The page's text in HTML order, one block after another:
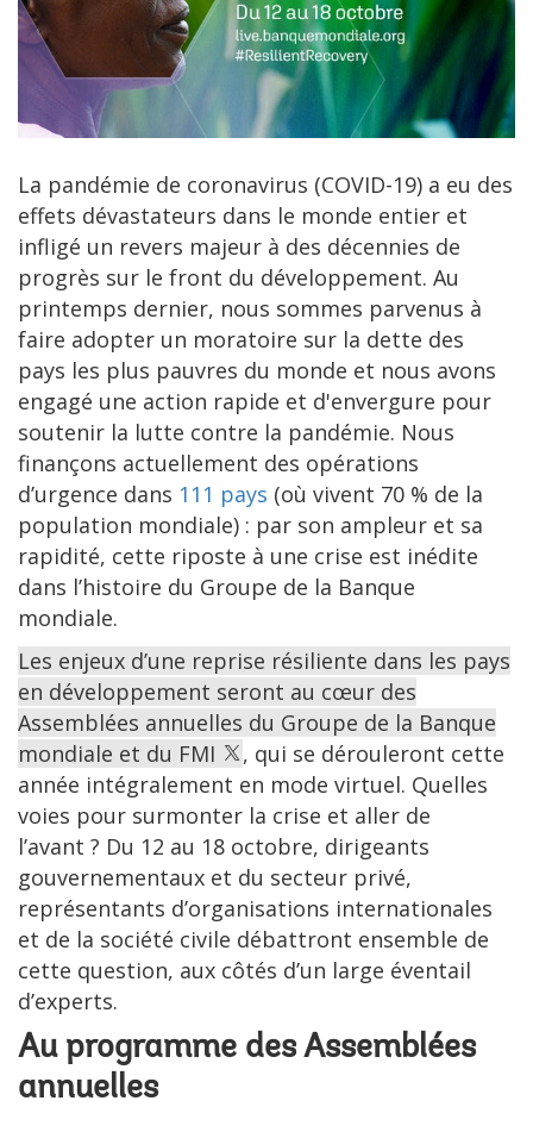
La pandémie de coronavirus (COVID-19) a eu des
effets dévastateurs dans le monde entier et
infligé un revers majeur à des décennies de
progrès sur le front du développement. Au
printemps dernier, nous sommes parvenus à
faire adopter un moratoire sur la dette des
pays les plus pauvres du monde et nous avons
engagé une action rapide et d'envergure pour
soutenir la lutte contre la pandémie. Nous
finançons actuellement des opérations
d’urgence dans 111 pays (où vivent 70 % de la
population mondiale) : par son ampleur et sa
rapidité, cette riposte à une crise est inédite
dans l’histoire du Groupe de la Banque
mondiale.
Les enjeux d’une reprise résiliente dans les pays
en développement seront au cœur des
Assemblées annuelles du Groupe de la Banque
mondiale et du FMI
, qui se dérouleront cette
année intégralement en mode virtuel. Quelles
voies pour surmonter la crise et aller de
l’avant ? Du 12 au 18 octobre, dirigeants
gouvernementaux et du secteur privé,
représentants d’organisations internationales
et de la société civile débattront ensemble de
cette question, aux côtés d’un large éventail
d’experts.
Au programme des Assemblées
annuelles